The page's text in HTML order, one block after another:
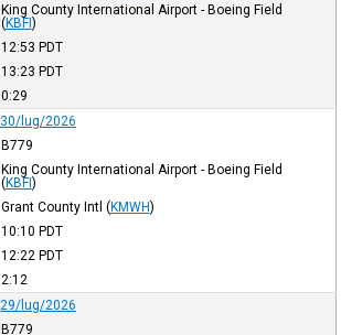
King County International Airport - Boeing Field
(KBFI)
12:53 PDT
13:23 PDT
0:29
30/lug/2026
B779
King County International Airport - Boeing Field
(KBFI)
Grant County Intl (KMWH)
10:10 PDT
12:22 PDT
2:12
29/lug/2026
B779